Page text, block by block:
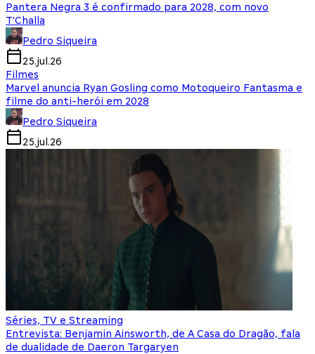
Pantera Negra 3 é confirmado para 2028, com novo
T'Challa
Pedro Siqueira
25.jul.26
Filmes
Marvel anuncia Ryan Gosling como Motoqueiro Fantasma e
filme do anti-herói em 2028
Pedro Siqueira
25.jul.26
Séries, TV e Streaming
Entrevista: Benjamin Ainsworth, de A Casa do Dragão, fala
de dualidade de Daeron Targaryen